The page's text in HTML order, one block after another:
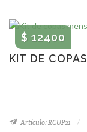
KIT DE
$ 12400
Artículo: RCUP21